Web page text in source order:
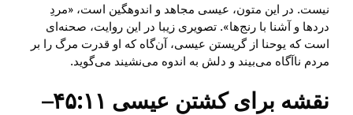
نیست. در این متون، عیسی مجاهد و اندوهگین است، «مردِ
دردها و آشنا با رنج‌ها». تصویری زیبا در این روایت، صحنه‌ای
است که یوحنا از گریستن عیسی، آن‌گاه که او قدرت مرگ را بر
مردم ناآگاه می‌بیند و دلش به اندوه می‌نشیند می‌گوید.
نقشه برای کشتن عیسی ۴۵:۱۱‏–‏